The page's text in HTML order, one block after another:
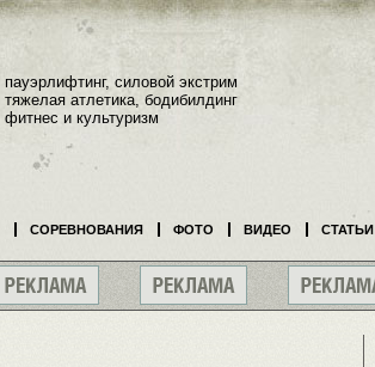
пауэрлифтинг, силовой экстрим
тяжелая атлетика, бодибилдинг
фитнес и культуризм
СОРЕВНОВАНИЯ ФОТО ВИДЕО СТАТЬИ